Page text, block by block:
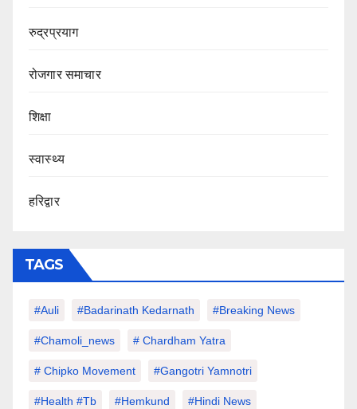
रुद्रप्रयाग
रोजगार समाचार
शिक्षा
स्वास्थ्य
हरिद्वार
TAGS
#auli #Badarinath Kedarnath #Breaking News
#chamoli_news # Chardham Yatra
# Chipko Movement #Gangotri Yamnotri
#Health #tb #hemkund #hindi News